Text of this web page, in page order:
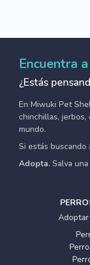
Encuentra
¿Estás
En Miwuki Pet
chinchillas,
mundo.
Si estás buscando
Adopta. Salva